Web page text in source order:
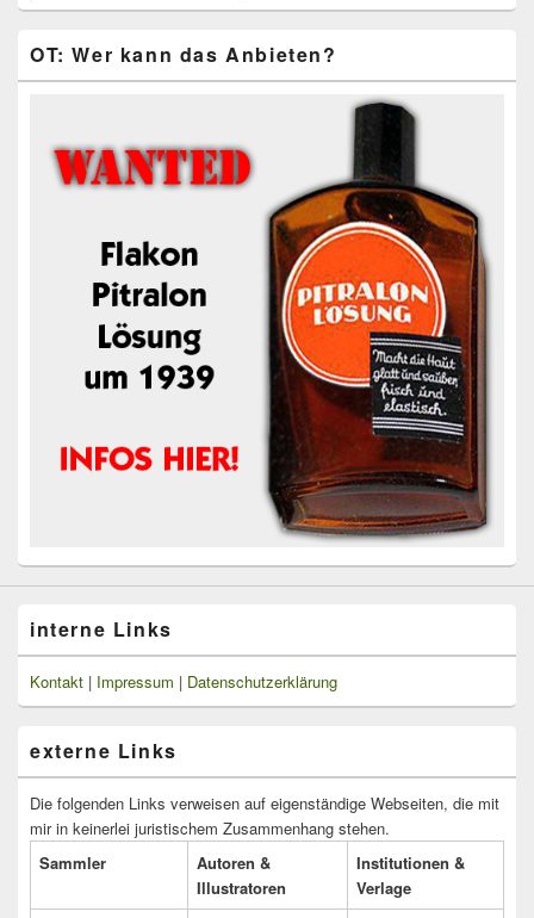
OT: Wer kann das Anbieten?
interne Links
Kontakt | Impressum | Datenschutzerklärung
externe Links
Die folgenden Links verweisen auf eigenständige Webseiten, die mit
mir in keinerlei juristischem Zusammenhang stehen.
Sammler
Autoren &
Illustratoren
Institutionen &
Verlage